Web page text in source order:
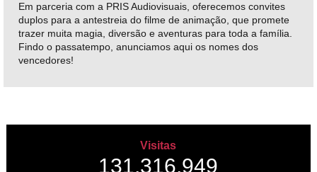
Em parceria com a PRIS Audiovisuais, oferecemos convites
duplos para a antestreia do filme de animação, que promete
trazer muita magia, diversão e aventuras para toda a família.
Findo o passatempo, anunciamos aqui os nomes dos
vencedores!
Visitas
131,316,949